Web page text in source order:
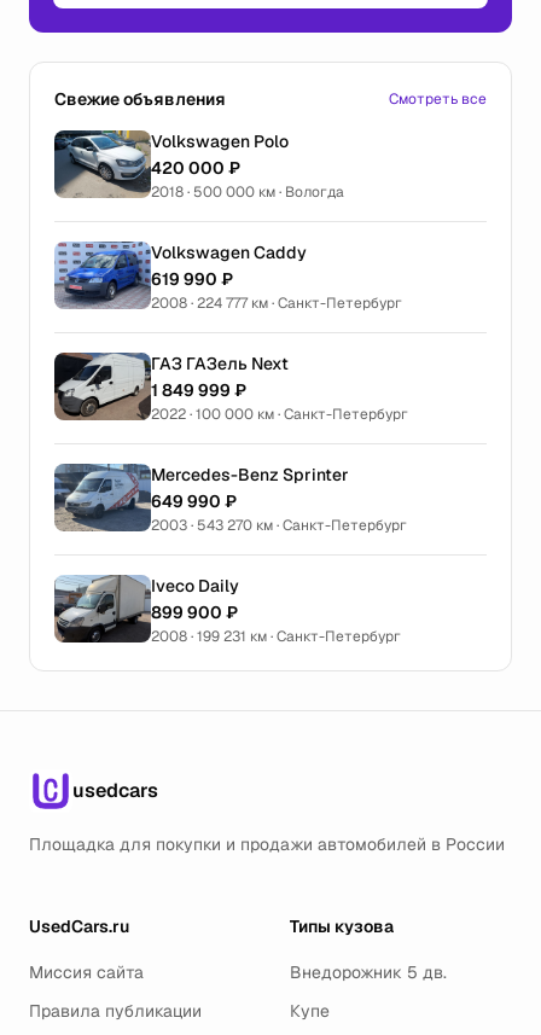
Свежие объявления Смотреть все
Volkswagen Polo
420 000 ₽
2018 · 500 000 км · Вологда
Volkswagen Caddy
619 990 ₽
2008 · 224 777 км · Санкт-Петербург
ГАЗ ГАЗель Next
1 849 999 ₽
2022 · 100 000 км · Санкт-Петербург
Mercedes-Benz Sprinter
649 990 ₽
2003 · 543 270 км · Санкт-Петербург
Iveco Daily
899 900 ₽
2008 · 199 231 км · Санкт-Петербург
usedcars
Площадка для покупки и продажи автомобилей в России
UsedCars.ru
Миссия сайта
Правила публикации
Типы кузова
Внедорожник 5 дв.
Купе